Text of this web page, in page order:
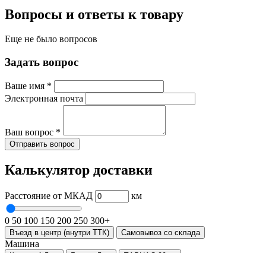
Вопросы и ответы к товару
Еще не было вопросов
Задать вопрос
Ваше имя *
Электронная почта
Ваш вопрос *
Отправить вопрос
Калькулятор доставки
Расстояние от МКАД км
0 50 100 150 200 250 300+
Въезд в центр (внутри ТТК) Самовывоз со склада
Машина